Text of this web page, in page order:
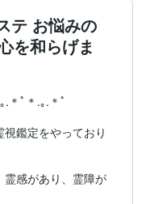
テ お悩みの
を和らげま
.＊ﾟ＊.｡.＊ﾟ
鑑定をやっており
感があり、霊障が